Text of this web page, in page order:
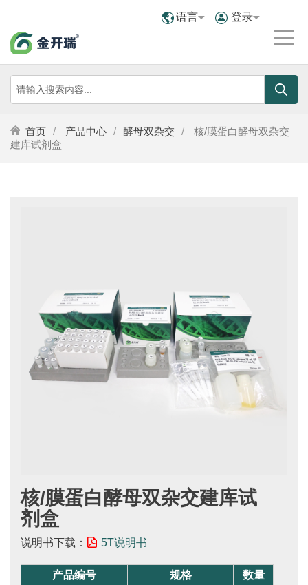
语言 登录
首页 产品中心 酵母双杂交
核/膜蛋白酵母双杂交
建库试剂盒
核/膜蛋白酵母双杂交建库试
剂盒
说明书下载： 5T说明书
产品编号 规格 数量